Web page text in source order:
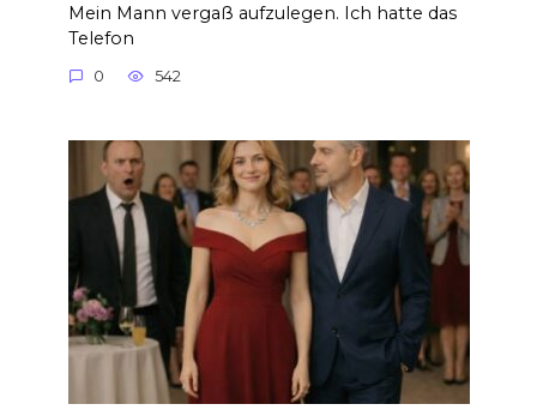
Mein Mann vergaß aufzulegen. Ich hatte das
Telefon
0 542